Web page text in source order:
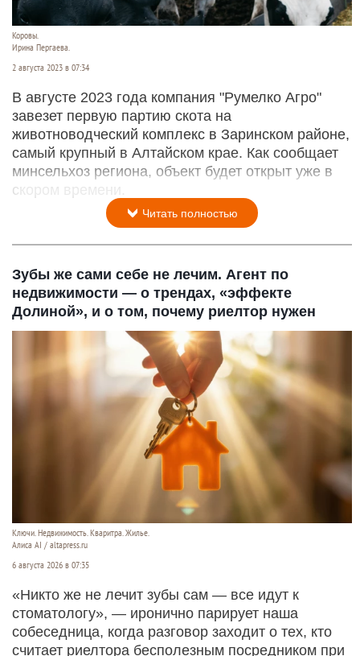
Коровы.
Ирина Пергаева.
2 августа 2023 в 07:34
В августе 2023 года компания "Румелко Агро"
завезет первую партию скота на
животноводческий комплекс в Заринском районе,
самый крупный в Алтайском крае. Как сообщает
минсельхоз региона, объект будет открыт уже в
скором времени.
Читать полностью
Зубы же сами себе не лечим. Агент по
недвижимости — о трендах, «эффекте
Долиной», и о том, почему риелтор нужен
Ключи. Недвижимость. Кваритра. Жилье.
Алиса AI / altapress.ru
6 августа 2026 в 07:35
«Никто же не лечит зубы сам — все идут к
стоматологу», — иронично парирует наша
собеседница, когда разговор заходит о тех, кто
считает риелтора бесполезным посредником при